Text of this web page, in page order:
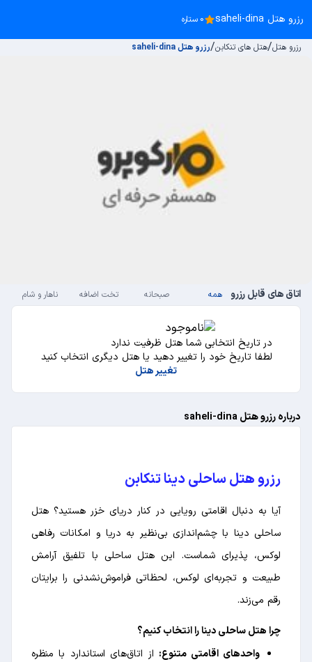
رزرو هتل saheli-dina 0 ستاره
رزرو هتل/هتل های تنکابن/رزرو هتل saheli-dina
اتاق های قابل رزرو همه صبحانه تخت اضافه ناهار و شام
در تاریخ انتخابی شما هتل ظرفیت ندارد
لطفا تاریخ خود را تغییر دهید یا هتل دیگری انتخاب کنید
تغییر هتل
درباره رزرو هتل saheli-dina
رزرو هتل ساحلی دینا تنکابن
آیا به دنبال اقامتی رویایی در کنار دریای خزر هستید؟ هتل
ساحلی دینا با چشم‌اندازی بی‌نظیر به دریا و امکانات رفاهی
لوکس، پذیرای شماست. این هتل ساحلی با تلفیق آرامش
طبیعت و تجربه‌ای لوکس، لحظاتی فراموش‌نشدنی را برایتان
رقم می‌زند.
چرا هتل ساحلی دینا را انتخاب کنیم؟
واحدهای اقامتی متنوع: از اتاق‌های استاندارد با منظره